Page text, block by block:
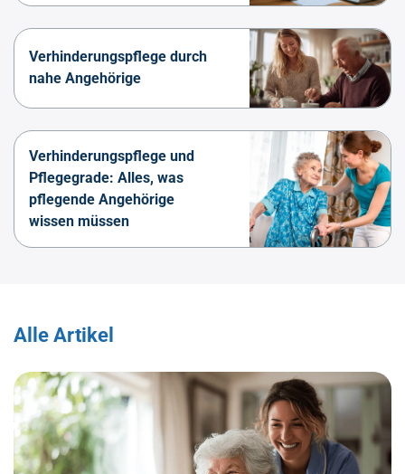
Verhinderungspflege durch
nahe Angehörige
Verhinderungspflege und
Pflegegrade: Alles, was
pflegende Angehörige
wissen müssen
Alle Artikel